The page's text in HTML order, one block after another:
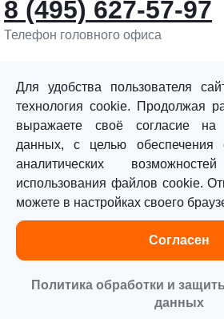
8 (495) 627-57-97
Телефон головного офиса
©«Sturm!» 2011–2026 ®
Все права защищены.
Политика обработки персональных
Для удобства пользователя
технология cookie. Продолжая
выражаете своё согласие на
данных, с целью обеспечения
аналитических
использования файлов cookie.
можете в настройках своего
Согласен
Политика обработки и
данных